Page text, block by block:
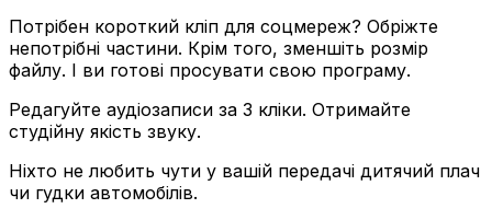
Потрібен короткий кліп для соцмереж? Обріжте
непотрібні частини. Крім того, зменшіть розмір
файлу. І ви готові просувати свою програму.
Редагуйте аудіозаписи за 3 кліки. Отримайте
студійну якість звуку.
Ніхто не любить чути у вашій передачі дитячий плач
чи гудки автомобілів.